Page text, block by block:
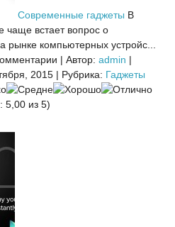
Современные гаджеты В
чаще встает вопрос о
рынке компьютерных устройс...
| Автор: admin |
2015 | Рубрика: Гаджеты
5,00 из 5)